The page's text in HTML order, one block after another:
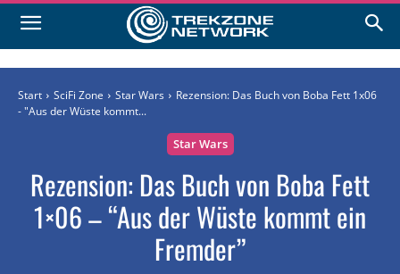
Start SciFi Zone Star Wars
Rezension: Das Buch von Boba Fett 1x06
- "Aus der Wüste kommt...
Star Wars
Rezension: Das Buch von Boba Fett
1×06 – “Aus der Wüste kommt ein
Fremder”